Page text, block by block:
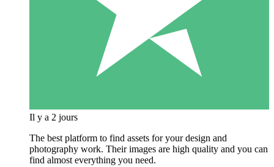
Il y a 2 jours
The best platform to find assets for your design and
photography work. Their images are high quality and you can
find almost everything you need.